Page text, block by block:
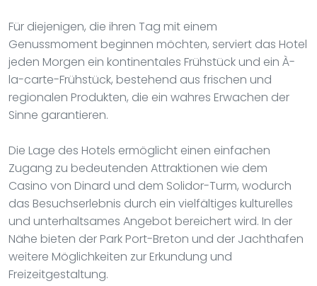
Für diejenigen, die ihren Tag mit einem
Genussmoment beginnen möchten, serviert das Hotel
jeden Morgen ein kontinentales Frühstück und ein À-
la-carte-Frühstück, bestehend aus frischen und
regionalen Produkten, die ein wahres Erwachen der
Sinne garantieren.
Die Lage des Hotels ermöglicht einen einfachen
Zugang zu bedeutenden Attraktionen wie dem
Casino von Dinard und dem Solidor-Turm, wodurch
das Besuchserlebnis durch ein vielfältiges kulturelles
und unterhaltsames Angebot bereichert wird. In der
Nähe bieten der Park Port-Breton und der Jachthafen
weitere Möglichkeiten zur Erkundung und
Freizeitgestaltung.